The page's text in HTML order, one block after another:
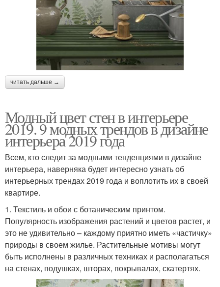
читать дальше →
Модный цвет стен в интерьере
2019. 9 модных трендов в дизайне
интерьера 2019 года
Всем, кто следит за модными тенденциями в дизайне
интерьера, наверняка будет интересно узнать об
интерьерных трендах 2019 года и воплотить их в своей
квартире.
1. Текстиль и обои с ботаническим принтом.
Популярность изображения растений и цветов растет, и
это не удивительно – каждому приятно иметь «частичку»
природы в своем жилье. Растительные мотивы могут
быть исполнены в различных техниках и располагаться
на стенах, подушках, шторах, покрывалах, скатертях.